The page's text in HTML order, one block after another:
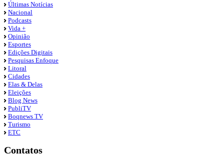
Últimas Notícias
Nacional
Podcasts
Vida +
Opinião
Esportes
Edições Digitais
Pesquisas Enfoque
Litoral
Cidades
Elas & Delas
Eleições
Blog News
PubliTV
Boqnews TV
Turismo
ETC
Contatos